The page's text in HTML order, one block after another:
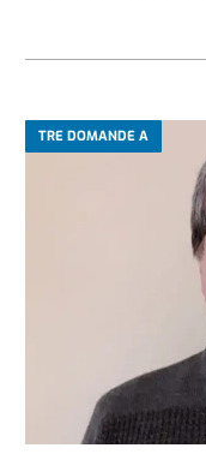
TRE DOMANDE A